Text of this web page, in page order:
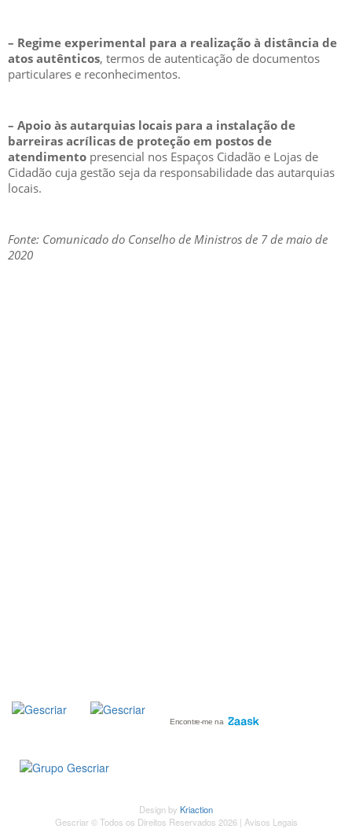
– Regime experimental para a realização à distância de
atos autênticos, termos de autenticação de documentos
particulares e reconhecimentos.
– Apoio às autarquias locais para a instalação de
barreiras acrílicas de proteção em postos de
atendimento presencial nos Espaços Cidadão e Lojas de
Cidadão cuja gestão seja da responsabilidade das autarquias
locais.
Fonte: Comunicado do Conselho de Ministros de 7 de maio de
2020
Design by Kriaction
Gescriar © Todos os Direitos Reservados 2026 | Avisos Legais